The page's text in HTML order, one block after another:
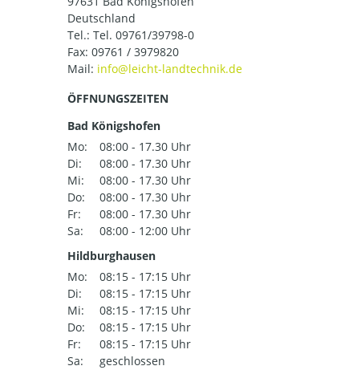
Deutschland
Tel.: Tel. 09761/39798-0
Fax: 09761 / 3979820
Mail:
ÖFFNUNGSZEITEN
Bad Königshofen
Mo:
08:00 - 17.30 Uhr
Di:
08:00 - 17.30 Uhr
Mi:
08:00 - 17.30 Uhr
Do:
08:00 - 17.30 Uhr
Fr:
08:00 - 17.30 Uhr
Sa:
08:00 - 12:00 Uhr
Hildburghausen
Mo:
08:15 - 17:15 Uhr
Di:
08:15 - 17:15 Uhr
Mi:
08:15 - 17:15 Uhr
Do:
08:15 - 17:15 Uhr
Fr:
08:15 - 17:15 Uhr
Sa:
geschlossen